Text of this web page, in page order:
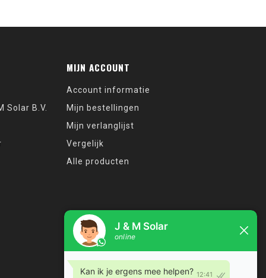
Solar B.V.
MIJN ACCOUNT
Account informatie
Mijn bestellingen
Mijn verlanglijst
Vergelijk
Alle producten